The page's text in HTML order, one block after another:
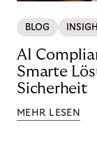
BLOG
AI
Smarte
Sicherheit
MEHR LESEN